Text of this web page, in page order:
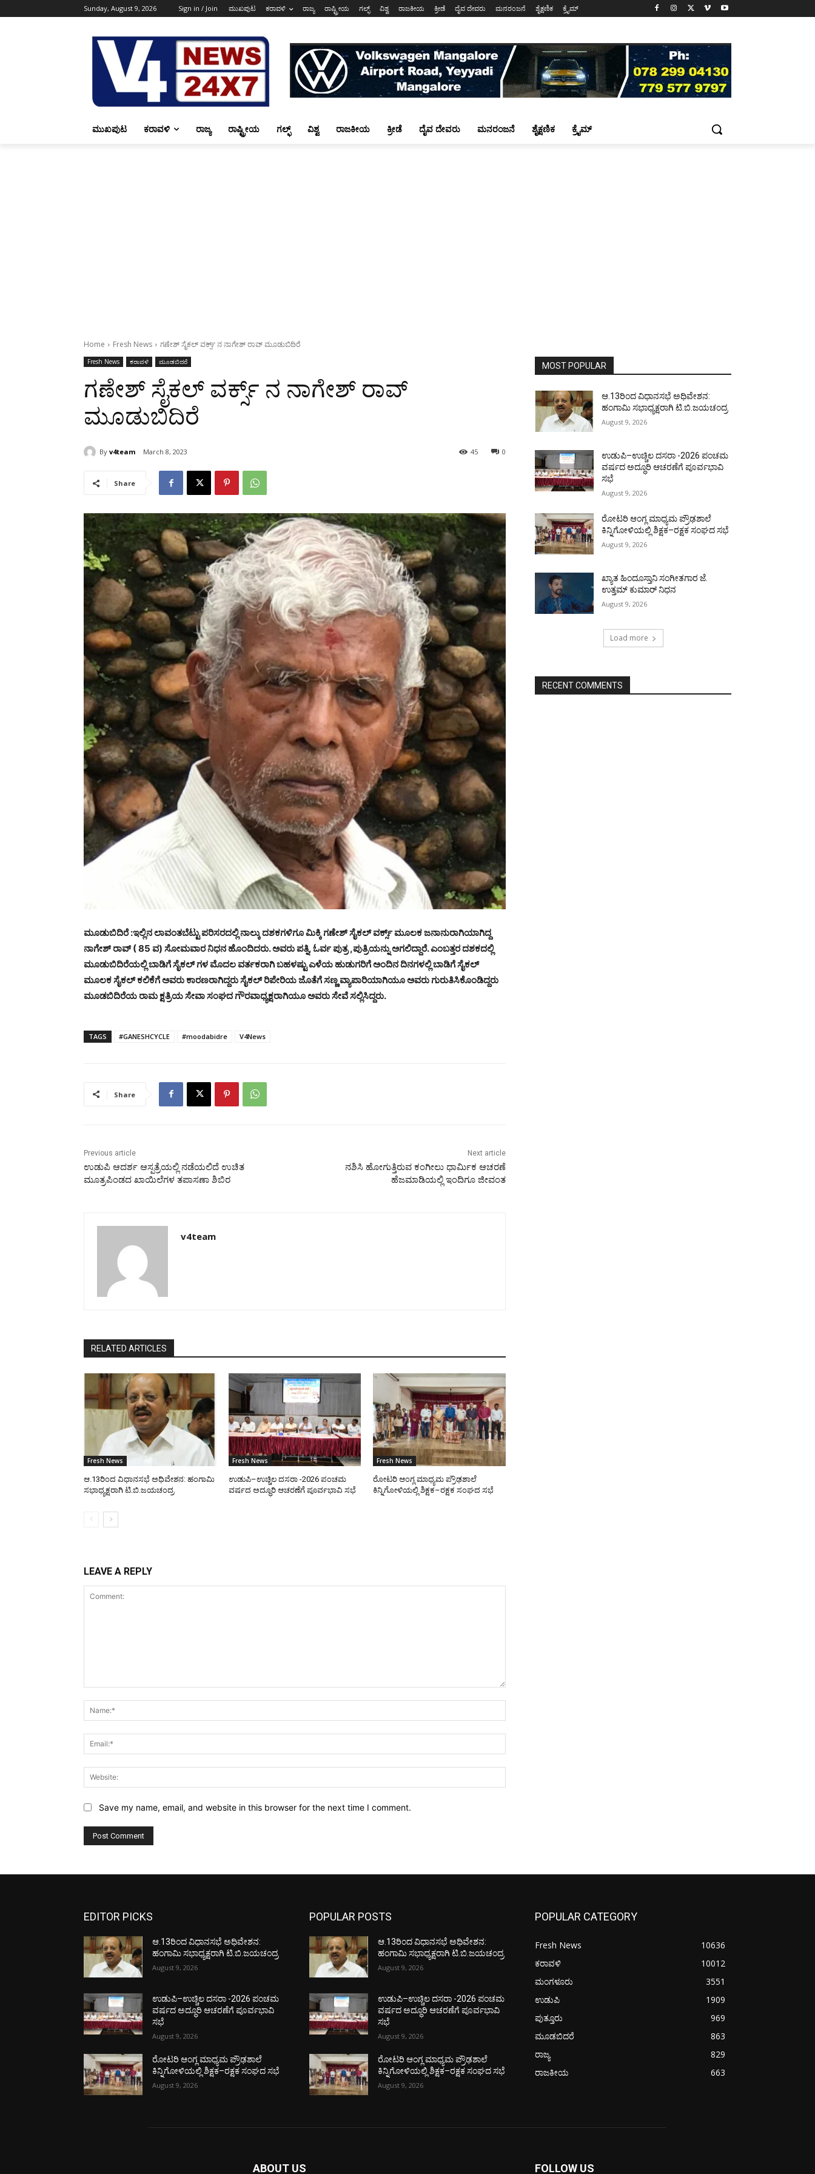
Sunday, August 9, 2026 Sign in / Join ಮುಖಪುಟ ಕರಾವಳಿ ರಾಜ್ಯ ರಾಷ್ಟ್ರೀಯ ಗಲ್ಫ್ ವಿಶ್ವ ರಾಜಕೀಯ ಕ್ರೀಡೆ ದೈವ ದೇವರು ಮನರಂಜನೆ ಶೈಕ್ಷಣಿಕ ಕ್ರೈಮ್
ಮುಖಪುಟ ಕರಾವಳಿ ರಾಜ್ಯ ರಾಷ್ಟ್ರೀಯ ಗಲ್ಫ್ ವಿಶ್ವ ರಾಜಕೀಯ ಕ್ರೀಡೆ ದೈವ ದೇವರು ಮನರಂಜನೆ ಶೈಕ್ಷಣಿಕ ಕ್ರೈಮ್
Home Fresh News ಗಣೇಶ್ ಸೈಕಲ್ ವರ್ಕ್ಸ್ ನ ನಾಗೇಶ್ ರಾವ್ ಮೂಡುಬಿದಿರೆ
Fresh News ಕರಾವಳಿ ಮೂಡಬಿದರೆ
ಗಣೇಶ್ ಸೈಕಲ್ ವರ್ಕ್ಸ್ ನ ನಾಗೇಶ್ ರಾವ್
ಮೂಡುಬಿದಿರೆ
By v4team March 8, 2023 0
45
Share
ಮೂಡುಬಿದಿರೆ :ಇಲ್ಲಿನ ಲಾವಂತಬೆಟ್ಟು ಪರಿಸರದಲ್ಲಿ ನಾಲ್ಕು ದಶಕಗಳಿಗೂ ಮಿಕ್ಕಿ ಗಣೇಶ್ ಸೈಕಲ್ ವರ್ಕ್ಸ್ ಮೂಲಕ ಜನಾನುರಾಗಿಯಾಗಿದ್ದ
ನಾಗೇಶ್ ರಾವ್ ( 85 ವ) ಸೋಮವಾರ ನಿಧನ ಹೊಂದಿದರು. ಅವರು ಪತ್ನಿ, ಓರ್ವ ಪುತ್ರ ,ಪುತ್ರಿಯನ್ನು ಅಗಲಿದ್ದಾರೆ. ಎಂಬತ್ತರ ದಶಕದಲ್ಲಿ
ಮೂಡುಬಿದಿರೆಯಲ್ಲಿ ಬಾಡಿಗೆ ಸೈಕಲ್ ಗಳ ಮೊದಲ ವರ್ತಕರಾಗಿ ಬಹಳಷ್ಟು ಎಳೆಯ ಹುಡುಗರಿಗೆ ಅಂದಿನ ದಿನಗಳಲ್ಲಿ ಬಾಡಿಗೆ ಸೈಕಲ್
ಮೂಲಕ ಸೈಕಲ್ ಕಲಿಕೆಗೆ ಅವರು ಕಾರಣರಾಗಿದ್ದರು ಸೈಕಲ್ ರಿಪೇರಿಯ ಜೊತೆಗೆ ಸಣ್ಣ ವ್ಯಾಪಾರಿಯಾಗಿಯೂ ಅವರು ಗುರುತಿಸಿಕೊಂಡಿದ್ದರು
ಮೂಡಬಿದಿರೆಯ ರಾಮ ಕ್ಷತ್ರಿಯ ಸೇವಾ ಸಂಘದ ಗೌರವಾಧ್ಯಕ್ಷರಾಗಿಯೂ ಅವರು ಸೇವೆ ಸಲ್ಲಿಸಿದ್ದರು.
TAGS #GANESHCYCLE #moodabidre V4News
Share
Previous article
ಉಡುಪಿ ಆದರ್ಶ ಆಸ್ಪತ್ರೆಯಲ್ಲಿ ನಡೆಯಲಿದೆ ಉಚಿತ
ಮೂತ್ರಪಿಂಡದ ಖಾಯಿಲೆಗಳ ತಪಾಸಣಾ ಶಿಬಿರ
Next article
ನಶಿಸಿ ಹೋಗುತ್ತಿರುವ ಕಂಗೀಲು ಧಾರ್ಮಿಕ ಆಚರಣೆ
ಹೆಜಮಾಡಿಯಲ್ಲಿ ಇಂದಿಗೂ ಜೀವಂತ
v4team
RELATED ARTICLES
Fresh News
ಆ.13ರಿಂದ ವಿಧಾನಸಭೆ ಅಧಿವೇಶನ: ಹಂಗಾಮಿ
ಸಭಾಧ್ಯಕ್ಷರಾಗಿ ಟಿ.ಬಿ.ಜಯಚಂದ್ರ
Fresh News
ಉಡುಪಿ–ಉಚ್ಚಿಲ ದಸರಾ -2026 ಪಂಚಮ
ವರ್ಷದ ಅದ್ಧೂರಿ ಆಚರಣೆಗೆ ಪೂರ್ವಭಾವಿ ಸಭೆ
Fresh News
ರೋಟರಿ ಆಂಗ್ಲ ಮಾಧ್ಯಮ ಪ್ರೌಢಶಾಲೆ
ಕಿನ್ನಿಗೋಳಿಯಲ್ಲಿ ಶಿಕ್ಷಕ–ರಕ್ಷಕ ಸಂಘದ ಸಭೆ
LEAVE A REPLY
Save my name, email, and website in this browser for the next time I comment.
MOST POPULAR
ಆ.13ರಿಂದ ವಿಧಾನಸಭೆ ಅಧಿವೇಶನ:
ಹಂಗಾಮಿ ಸಭಾಧ್ಯಕ್ಷರಾಗಿ ಟಿ.ಬಿ.ಜಯಚಂದ್ರ
August 9, 2026
ಉಡುಪಿ–ಉಚ್ಚಿಲ ದಸರಾ -2026 ಪಂಚಮ
ವರ್ಷದ ಅದ್ಧೂರಿ ಆಚರಣೆಗೆ ಪೂರ್ವಭಾವಿ
ಸಭೆ
August 9, 2026
ರೋಟರಿ ಆಂಗ್ಲ ಮಾಧ್ಯಮ ಪ್ರೌಢಶಾಲೆ
ಕಿನ್ನಿಗೋಳಿಯಲ್ಲಿ ಶಿಕ್ಷಕ–ರಕ್ಷಕ ಸಂಘದ ಸಭೆ
August 9, 2026
ಖ್ಯಾತ ಹಿಂದೂಸ್ತಾನಿ ಸಂಗೀತಗಾರ ಜೆ.
ಉತ್ತಮ್ ಕುಮಾರ್ ನಿಧನ
August 9, 2026
Load more
RECENT COMMENTS
EDITOR PICKS
ಆ.13ರಿಂದ ವಿಧಾನಸಭೆ ಅಧಿವೇಶನ:
ಹಂಗಾಮಿ ಸಭಾಧ್ಯಕ್ಷರಾಗಿ ಟಿ.ಬಿ.ಜಯಚಂದ್ರ
August 9, 2026
ಉಡುಪಿ–ಉಚ್ಚಿಲ ದಸರಾ -2026 ಪಂಚಮ
ವರ್ಷದ ಅದ್ಧೂರಿ ಆಚರಣೆಗೆ ಪೂರ್ವಭಾವಿ
ಸಭೆ
August 9, 2026
ರೋಟರಿ ಆಂಗ್ಲ ಮಾಧ್ಯಮ ಪ್ರೌಢಶಾಲೆ
ಕಿನ್ನಿಗೋಳಿಯಲ್ಲಿ ಶಿಕ್ಷಕ–ರಕ್ಷಕ ಸಂಘದ ಸಭೆ
August 9, 2026
POPULAR POSTS
ಆ.13ರಿಂದ ವಿಧಾನಸಭೆ ಅಧಿವೇಶನ:
ಹಂಗಾಮಿ ಸಭಾಧ್ಯಕ್ಷರಾಗಿ ಟಿ.ಬಿ.ಜಯಚಂದ್ರ
August 9, 2026
ಉಡುಪಿ–ಉಚ್ಚಿಲ ದಸರಾ -2026 ಪಂಚಮ
ವರ್ಷದ ಅದ್ಧೂರಿ ಆಚರಣೆಗೆ ಪೂರ್ವಭಾವಿ
ಸಭೆ
August 9, 2026
ರೋಟರಿ ಆಂಗ್ಲ ಮಾಧ್ಯಮ ಪ್ರೌಢಶಾಲೆ
ಕಿನ್ನಿಗೋಳಿಯಲ್ಲಿ ಶಿಕ್ಷಕ–ರಕ್ಷಕ ಸಂಘದ ಸಭೆ
August 9, 2026
POPULAR CATEGORY
Fresh News
10636
ಕರಾವಳಿ
10012
ಮಂಗಳೂರು
3551
ಉಡುಪಿ
1909
ಪುತ್ತೂರು
969
ಮೂಡಬಿದರೆ
863
ರಾಜ್ಯ
829
ರಾಜಕೀಯ
663
ABOUT US FOLLOW US